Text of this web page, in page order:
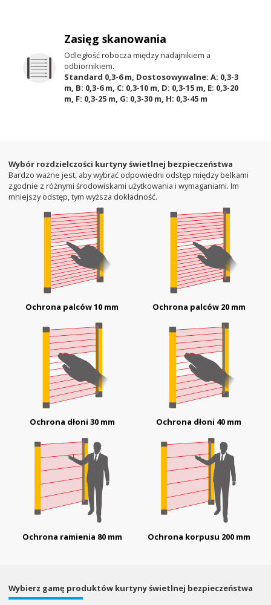
Zasięg skanowania
Odległość robocza między nadajnikiem a
odbiornikiem.
Standard 0,3-6 m, Dostosowywalne: A: 0,3-3
m, B: 0,3-6 m, C: 0,3-10 m, D: 0,3-15 m, E: 0,3-20
m, F: 0,3-25 m, G: 0,3-30 m, H: 0,3-45 m
Wybór rozdzielczości kurtyny świetlnej bezpieczeństwa
Bardzo ważne jest, aby wybrać odpowiedni odstęp między belkami
zgodnie z różnymi środowiskami użytkowania i wymaganiami. Im
mniejszy odstęp, tym wyższa dokładność.
Ochrona palców 10 mm Ochrona palców 20 mm
Ochrona dłoni 30 mm Ochrona dłoni 40 mm
Ochrona ramienia 80 mm Ochrona korpusu 200 mm
Wybierz gamę produktów kurtyny świetlnej bezpieczeństwa